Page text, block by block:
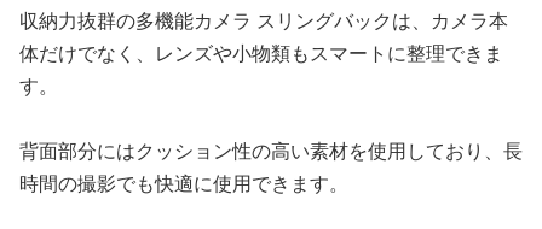
収納力抜群の多機能カメラ スリングバックは、カメラ本
体だけでなく、レンズや小物類もスマートに整理できま
す。
背面部分にはクッション性の高い素材を使用しており、長
時間の撮影でも快適に使用できます。